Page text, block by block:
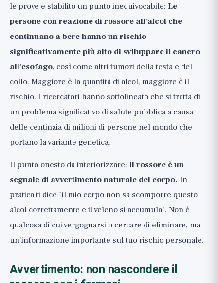
le prove e stabilito un punto inequivocabile: Le
persone con reazione di rossore all'alcol che
continuano a bere hanno un rischio
significativamente più alto di sviluppare il cancro
all'esofago, così come altri tumori della testa e del
collo. Maggiore è la quantità di alcol, maggiore è il
rischio. I ricercatori hanno sottolineato che si tratta di
un problema significativo di salute pubblica a causa
delle centinaia di milioni di persone nel mondo che
portano la variante genetica.
Il punto onesto da interiorizzare: Il rossore è un
segnale di avvertimento naturale del corpo. In
pratica ti dice "il mio corpo non sa scomporre questo
alcol correttamente e il veleno si accumula". Non è
qualcosa di cui vergognarsi o cercare di eliminare, ma
un'informazione importante sul tuo rischio personale.
Avvertimento: non nascondere il